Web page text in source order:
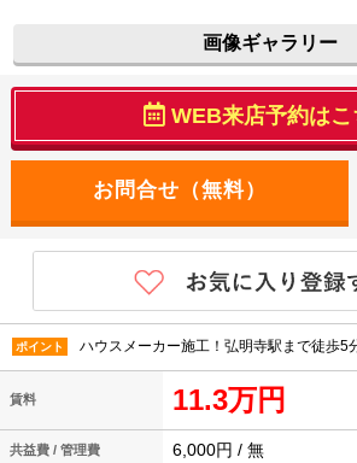
画像ギャラリー
WEB来店予約はこ
ポイント ハウスメーカー施工！弘明寺駅まで徒歩5
賃料 11.3万円
共益費 / 管理費 6,000円 / 無